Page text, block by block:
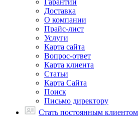
Гарантии
Доставка
О компании
Прайс-лист
Услуги
Карта сайта
Вопрос-ответ
Карта клиента
Статьи
Карта Сайта
Поиск
Письмо директору
Стать постоянным клиентом